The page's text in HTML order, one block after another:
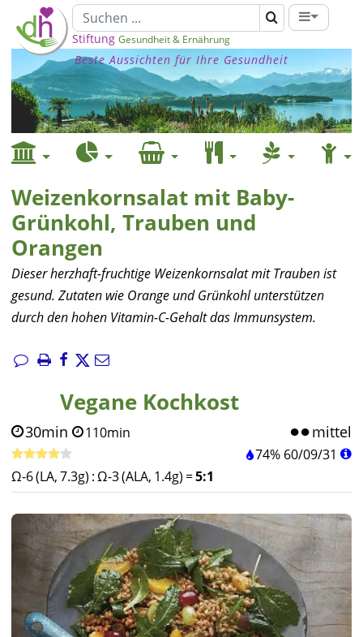
Stiftung Gesundheit & Ernährung
Beste Aussichten für Ihre Gesundheit
Weizenkornsalat mit Baby-
Grünkohl, Trauben und
Orangen
Dieser herzhaft-fruchtige Weizenkornsalat mit Trauben ist
gesund. Zutaten wie Orange und Grünkohl unterstützen
durch den hohen Vitamin-C-Gehalt das Immunsystem.
Vegane Kochkost
30min 110min mittel
74% 60/09/31
Ω-6 (LA, 7.3g) :Ω-3 (ALA, 1.4g) =5:1